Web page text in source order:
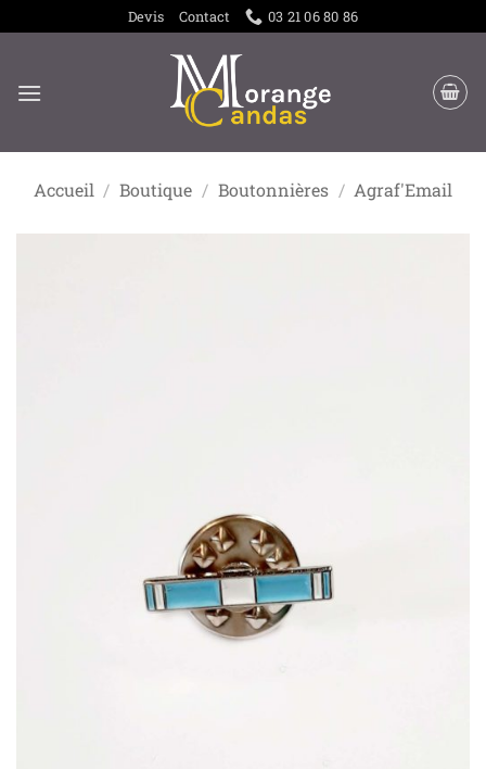
au
Devis Contact 03 21 06 80 86
Accueil / Boutique / Boutonnières / Agraf'Email